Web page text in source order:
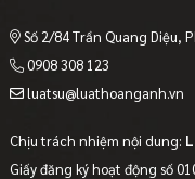
Số 2/84 Trần Quang Diệu,
0908 308 123
luatsu@luathoanganh.vn
Chịu trách nhiệm nội dung:
Giấy đăng ký hoạt động số